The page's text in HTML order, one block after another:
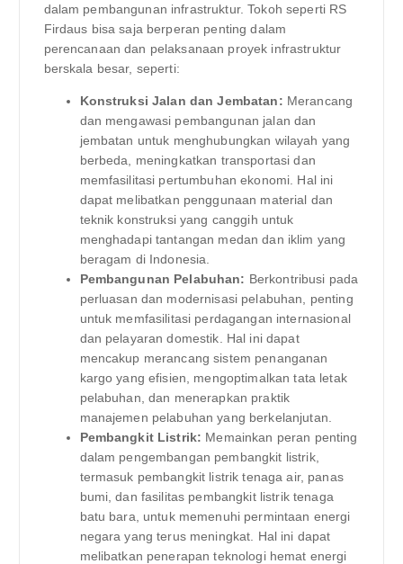
dalam pembangunan infrastruktur. Tokoh seperti RS
Firdaus bisa saja berperan penting dalam
perencanaan dan pelaksanaan proyek infrastruktur
berskala besar, seperti:
Konstruksi Jalan dan Jembatan: Merancang
dan mengawasi pembangunan jalan dan
jembatan untuk menghubungkan wilayah yang
berbeda, meningkatkan transportasi dan
memfasilitasi pertumbuhan ekonomi. Hal ini
dapat melibatkan penggunaan material dan
teknik konstruksi yang canggih untuk
menghadapi tantangan medan dan iklim yang
beragam di Indonesia.
Pembangunan Pelabuhan: Berkontribusi pada
perluasan dan modernisasi pelabuhan, penting
untuk memfasilitasi perdagangan internasional
dan pelayaran domestik. Hal ini dapat
mencakup merancang sistem penanganan
kargo yang efisien, mengoptimalkan tata letak
pelabuhan, dan menerapkan praktik
manajemen pelabuhan yang berkelanjutan.
Pembangkit Listrik: Memainkan peran penting
dalam pengembangan pembangkit listrik,
termasuk pembangkit listrik tenaga air, panas
bumi, dan fasilitas pembangkit listrik tenaga
batu bara, untuk memenuhi permintaan energi
negara yang terus meningkat. Hal ini dapat
melibatkan penerapan teknologi hemat energi